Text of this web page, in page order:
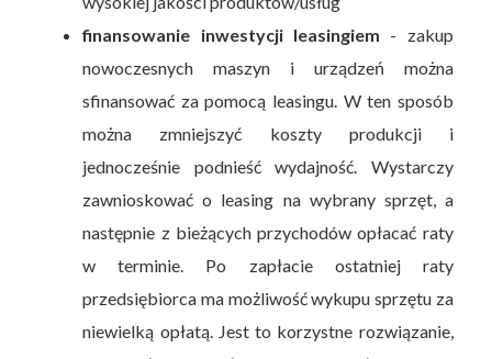
finansowanie inwestycji leasingiem - zakup
nowoczesnych maszyn i urządzeń można
sfinansować za pomocą leasingu. W ten sposób
można zmniejszyć koszty produkcji i
jednocześnie podnieść wydajność. Wystarczy
zawnioskować o leasing na wybrany sprzęt, a
następnie z bieżących przychodów opłacać raty
w terminie. Po zapłacie ostatniej raty
przedsiębiorca ma możliwość wykupu sprzętu za
niewielką opłatą. Jest to korzystne rozwiązanie,